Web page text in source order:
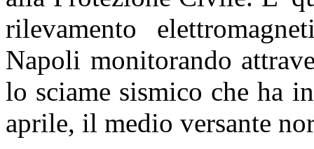
rilevamento
Napoli monitorando
lo sciame sismico che ha
aprile, il medio versante